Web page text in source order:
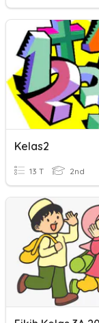
Kelas2
13 T 2nd